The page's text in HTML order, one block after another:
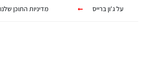
על ג'ון ברייס
מדיניות התוכן שלנו